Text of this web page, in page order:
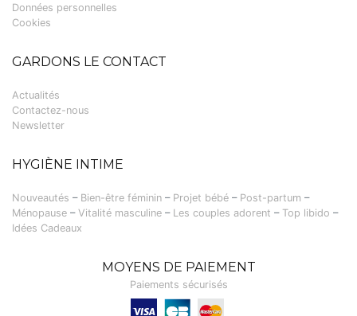
Données personnelles
Cookies
GARDONS LE CONTACT
Actualités
Contactez-nous
Newsletter
HYGIÈNE INTIME
Nouveautés – Bien-être féminin – Projet bébé – Post-partum –
Ménopause – Vitalité masculine – Les couples adorent – Top libido –
Idées Cadeaux
MOYENS DE PAIEMENT
Paiements sécurisés